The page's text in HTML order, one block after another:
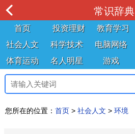
常识辞典
首页 投资理财 教育学习
社会人文
科学技术 电脑网络
体育运动
名人明星 游戏
您所在的位置： 首页 > 社会人文 > 环境